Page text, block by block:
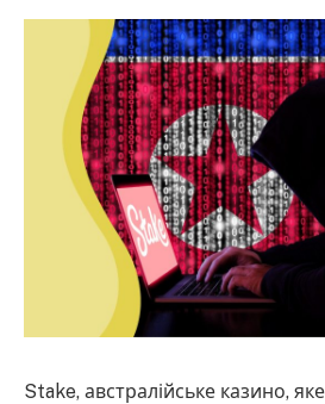
Stake, австралійське казино,